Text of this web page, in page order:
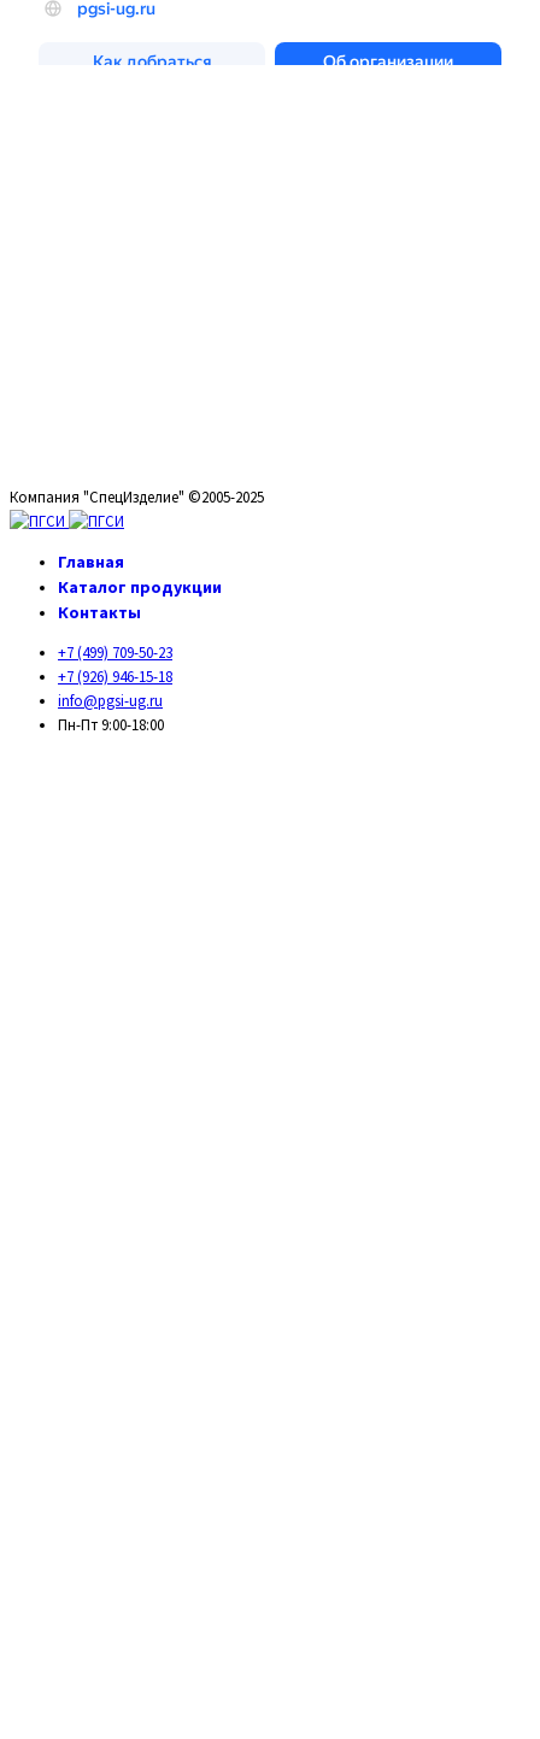
Компания "СпецИзделие" ©2005-2025
Главная
Каталог продукции
Контакты
+7 (499) 709-50-23
+7 (926) 946-15-18
info@pgsi-ug.ru
Пн-Пт 9:00-18:00